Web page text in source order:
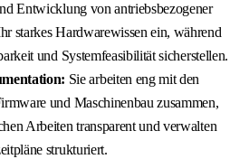
Entwicklung von antriebsbezogener
starkes Hardwarewissen ein, während
und Systemfeasibilität sicherstellen.
Sie arbeiten eng mit den
und Maschinenbau zusammen,
Arbeiten transparent und verwalten
strukturiert.